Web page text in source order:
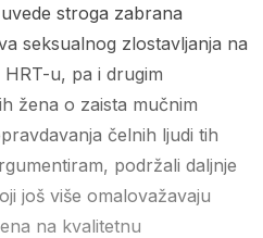
stroga zabrana
seksualnog zlostavljanja na
u, pa i drugim
žena o zaista mučnim
čelnih ljudi tih
podržali daljnje
još više omalovažavaju
na kvalitetnu